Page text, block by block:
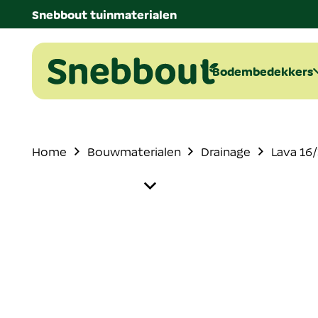
Snebbout tuinmaterialen
Bodembedekkers
Home Bouwmaterialen Drainage Lava